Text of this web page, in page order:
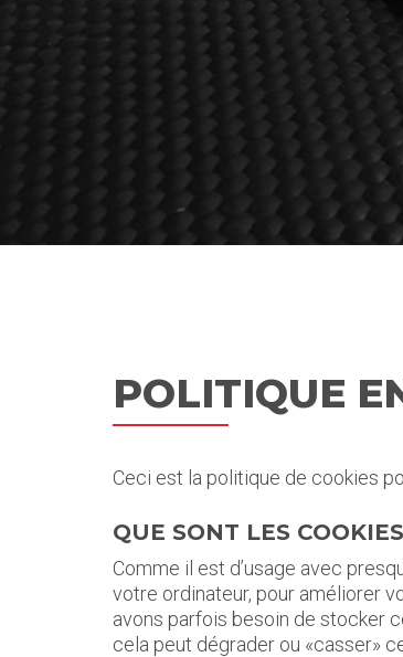
POLITIQUE
Ceci est la politique de cookies
QUE SONT LES COOKIES
Comme il est d’usage avec
votre ordinateur, pour améliorer
avons parfois besoin de stocker
cela peut dégrader ou «casser»